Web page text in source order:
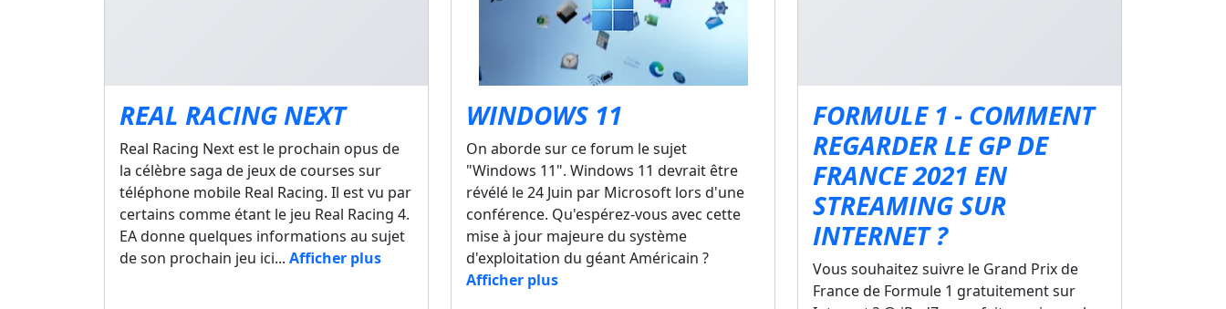
REAL RACING NEXT
Real Racing Next est le prochain opus de
la célèbre saga de jeux de courses sur
téléphone mobile Real Racing. Il est vu par
certains comme étant le jeu Real Racing 4.
EA donne quelques informations au sujet
de son prochain jeu ici... Afficher plus
WINDOWS 11
On aborde sur ce forum le sujet
"Windows 11". Windows 11 devrait être
révélé le 24 Juin par Microsoft lors d'une
conférence. Qu'espérez-vous avec cette
mise à jour majeure du système
d'exploitation du géant Américain ?
Afficher plus
FORMULE 1 - COMMENT
REGARDER LE GP DE
FRANCE 2021 EN
STREAMING SUR
INTERNET ?
Vous souhaitez suivre le Grand Prix de
France de Formule 1 gratuitement sur